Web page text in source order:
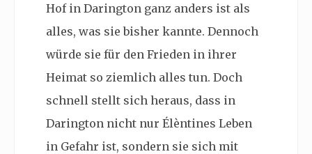
Hof in Darington ganz anders ist als
alles, was sie bisher kannte. Dennoch
würde sie für den Frieden in ihrer
Heimat so ziemlich alles tun. Doch
schnell stellt sich heraus, dass in
Darington nicht nur Élèntines Leben
in Gefahr ist, sondern sie sich mit